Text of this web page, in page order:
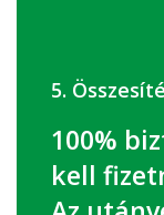
5.
100%
kell